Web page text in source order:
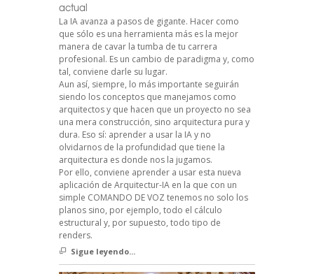
actual
La IA avanza a pasos de gigante. Hacer como
que sólo es una herramienta más es la mejor
manera de cavar la tumba de tu carrera
profesional. Es un cambio de paradigma y, como
tal, conviene darle su lugar.
Aun así, siempre, lo más importante seguirán
siendo los conceptos que manejamos como
arquitectos y que hacen que un proyecto no sea
una mera construcción, sino arquitectura pura y
dura. Eso sí: aprender a usar la IA y no
olvidarnos de la profundidad que tiene la
arquitectura es donde nos la jugamos.
Por ello, conviene aprender a usar esta nueva
aplicación de Arquitectur-IA en la que con un
simple COMANDO DE VOZ tenemos no solo los
planos sino, por ejemplo, todo el cálculo
estructural y, por supuesto, todo tipo de
renders.
Sigue leyendo...